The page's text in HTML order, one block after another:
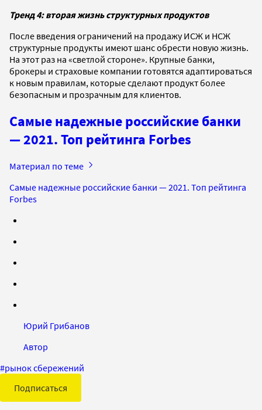
Тренд 4: вторая жизнь структурных продуктов
После введения ограничений на продажу ИСЖ и НСЖ
структурные продукты имеют шанс обрести новую жизнь.
На этот раз на «светлой стороне». Крупные банки,
брокеры и страховые компании готовятся адаптироваться
к новым правилам, которые сделают продукт более
безопасным и прозрачным для клиентов.
Самые надежные российские банки
— 2021. Топ рейтинга Forbes
Материал по теме
Самые надежные российские банки — 2021. Топ рейтинга
Forbes
Юрий Грибанов
Автор
#рынок сбережений
Подписаться